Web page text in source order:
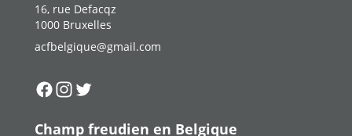
16, rue Defacqz
1000 Bruxelles
acfbelgique@gmail.com
Suivez-nous sur
Suivez-nous sur
Suivez-nous sur
Champ freudien en Belgique